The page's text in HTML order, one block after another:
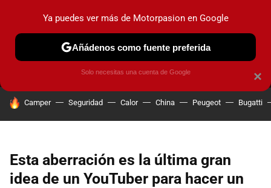
MENÚ NUEVO
COCHES ELÉCTRICOS OBSERVATORIO
HOY SE HABLA DE
Camper Seguridad Calor China Peugeot Bugatti
Esta aberración es la última gran
idea de un YouTuber para hacer un
×
Ya puedes ver más de Motorpasion en Google
Añádenos como fuente preferida
Solo necesitas una cuenta de Google